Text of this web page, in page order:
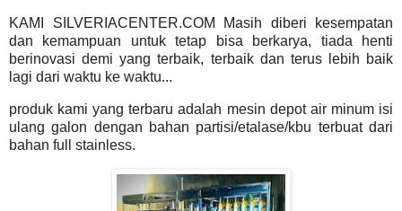
KAMI SILVERIACENTER.COM Masih diberi kesempatan
dan kemampuan untuk tetap bisa berkarya, tiada henti
berinovasi demi yang terbaik, terbaik dan terus lebih baik
lagi dari waktu ke waktu...
produk kami yang terbaru adalah mesin depot air minum isi
ulang galon dengan bahan partisi/etalase/kbu terbuat dari
bahan full stainless.